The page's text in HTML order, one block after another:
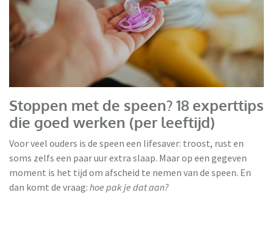
Stoppen met de speen? 18 experttips
die goed werken (per leeftijd)
Voor veel ouders is de speen een lifesaver: troost, rust en
soms zelfs een paar uur extra slaap. Maar op een gegeven
moment is het tijd om afscheid te nemen van de speen. En
dan komt de vraag: hoe pak je dat aan?